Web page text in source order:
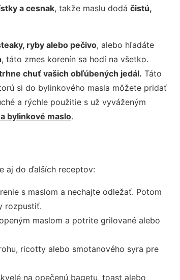
a cesnak, takže maslu dodá čistú,
ryby alebo pečivo, alebo hľadáte
, táto zmes korenín sa hodí na všetko.
chuť vašich obľúbených jedál. Táto
si do bylinkového masla môžete pridať
a rýchle použitie s už vyváženým
bylinkové maslo.
aj do ďalších receptov:
s maslom a nechajte odležať. Potom
rozpustiť.
maslom a potrite grilované alebo
ricotty alebo smotanového syra pre
na opečenú bagetu, toast alebo